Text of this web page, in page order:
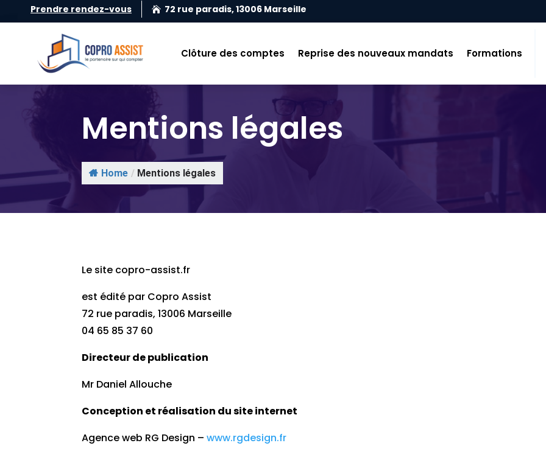
Prendre rendez-vous  72 rue paradis, 13006 Marseille
Clôture des comptes Reprise des nouveaux mandats Formations
Mentions légales
Home / Mentions légales
Le site copro-assist.fr
est édité par Copro Assist
72 rue paradis, 13006 Marseille
04 65 85 37 60
Directeur de publication
Mr Daniel Allouche
Conception et réalisation du site internet
Agence web RG Design –www.rgdesign.fr